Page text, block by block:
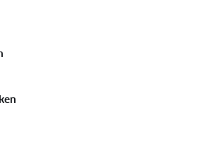
hebt. En met de all-terrain PU
en draagkracht
voor persoonlijke en